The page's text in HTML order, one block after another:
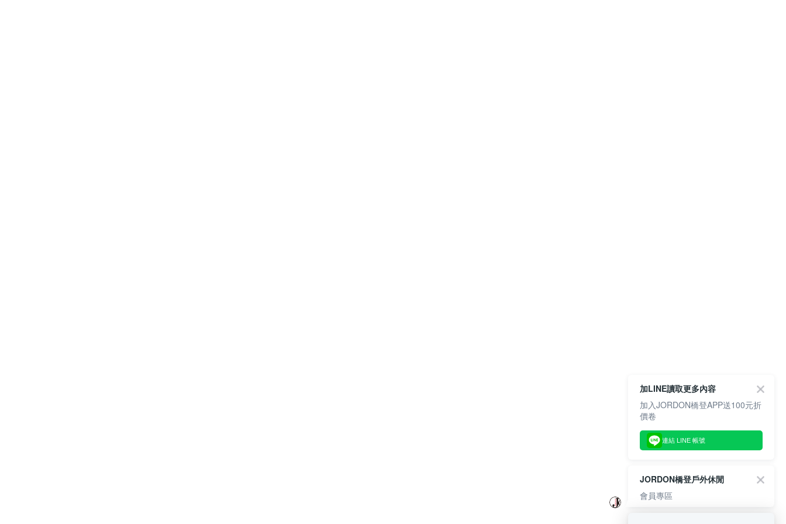
加LINE讀取更多內容
加入JORDON橋登APP送100元折
價卷
連結 LINE 帳號
JORDON橋登戶外休閒
會員專區